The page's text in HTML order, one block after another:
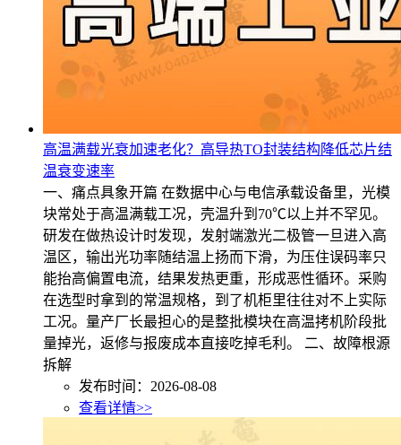
高温满载光衰加速老化？高导热TO封装结构降低芯片结
温衰变速率
一、痛点具象开篇 在数据中心与电信承载设备里，光模
块常处于高温满载工况，壳温升到70℃以上并不罕见。
研发在做热设计时发现，发射端激光二极管一旦进入高
温区，输出光功率随结温上扬而下滑，为压住误码率只
能抬高偏置电流，结果发热更重，形成恶性循环。采购
在选型时拿到的常温规格，到了机柜里往往对不上实际
工况。量产厂长最担心的是整批模块在高温拷机阶段批
量掉光，返修与报废成本直接吃掉毛利。 二、故障根源
拆解
发布时间：2026-08-08
查看详情>>